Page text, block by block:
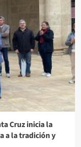
Cruz inicia la
a la tradición y